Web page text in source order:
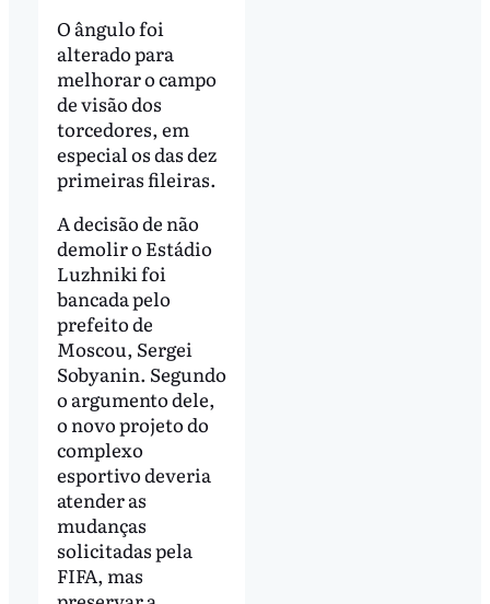
O ângulo foi
alterado para
melhorar o campo
de visão dos
torcedores, em
especial os das dez
primeiras fileiras.
A decisão de não
demolir o Estádio
Luzhniki foi
bancada pelo
prefeito de
Moscou, Sergei
Sobyanin. Segundo
o argumento dele,
o novo projeto do
complexo
esportivo deveria
atender as
mudanças
solicitadas pela
FIFA, mas